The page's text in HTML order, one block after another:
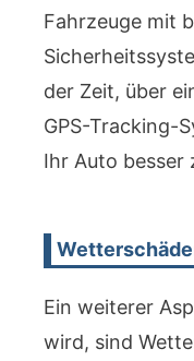
Fahrzeuge mit
der Zeit, über
GPS-Tracking-
Ihr Auto besser
Ein weiterer
wird, sind